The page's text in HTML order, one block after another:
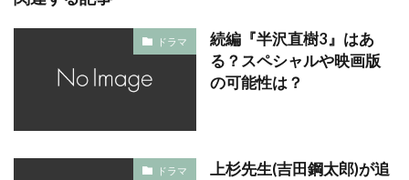
ドラマ
続編『半沢直樹3』はあ
る？スペシャルや映画版
の可能性は？
ドラマ
上杉先生(吉田鋼太郎)が追